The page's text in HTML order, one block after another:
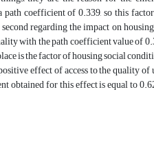
coefficient of 0.339, so this
regarding the impact on
with the path coefficient value of
is the factor of housing social
effect of access to the quality
for this effect is equal to